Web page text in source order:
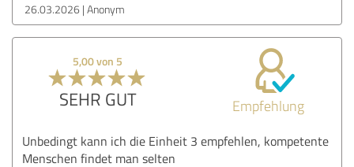
26.03.2026 Anonym
5,00 von 5
SEHR GUT Empfehlung
Unbedingt kann ich die Einheit 3 empfehlen, kompetente
Menschen findet man selten